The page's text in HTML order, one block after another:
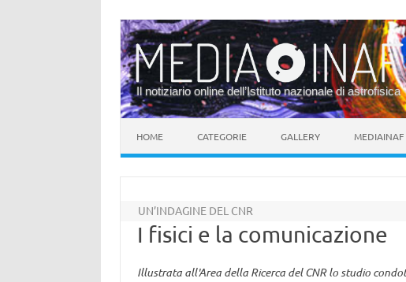
Il notiziario online dell’Istituto nazionale di astrofisica
HOME CATEGORIE GALLERY MEDIAINAF
UN’INDAGINE DEL CNR
I fisici e la comunicazione
Illustrata all'Area della Ricerca del CNR lo studio